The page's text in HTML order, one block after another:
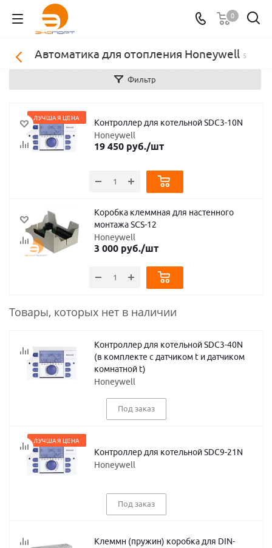
0
Автоматика для отопления Honeywell 5
Фильтр
ЛУЧШАЯ ЦЕНА
Контроллер для котельной SDC3-10N
Honeywell
19 450руб./шт
Коробка клеммная для настенного
монтажа SСS-12
Honeywell
3 000руб./шт
Товары, которых нет в наличии
Контроллер для котельной SDC3-40N
(в комплекте с датчиком t и датчиком
комнатной t)
Honeywell
Под заказ
ЛУЧШАЯ ЦЕНА
Контроллер для котельной SDC9-21N
Honeywell
Под заказ
Клеммн (пружин) коробка для DIN-